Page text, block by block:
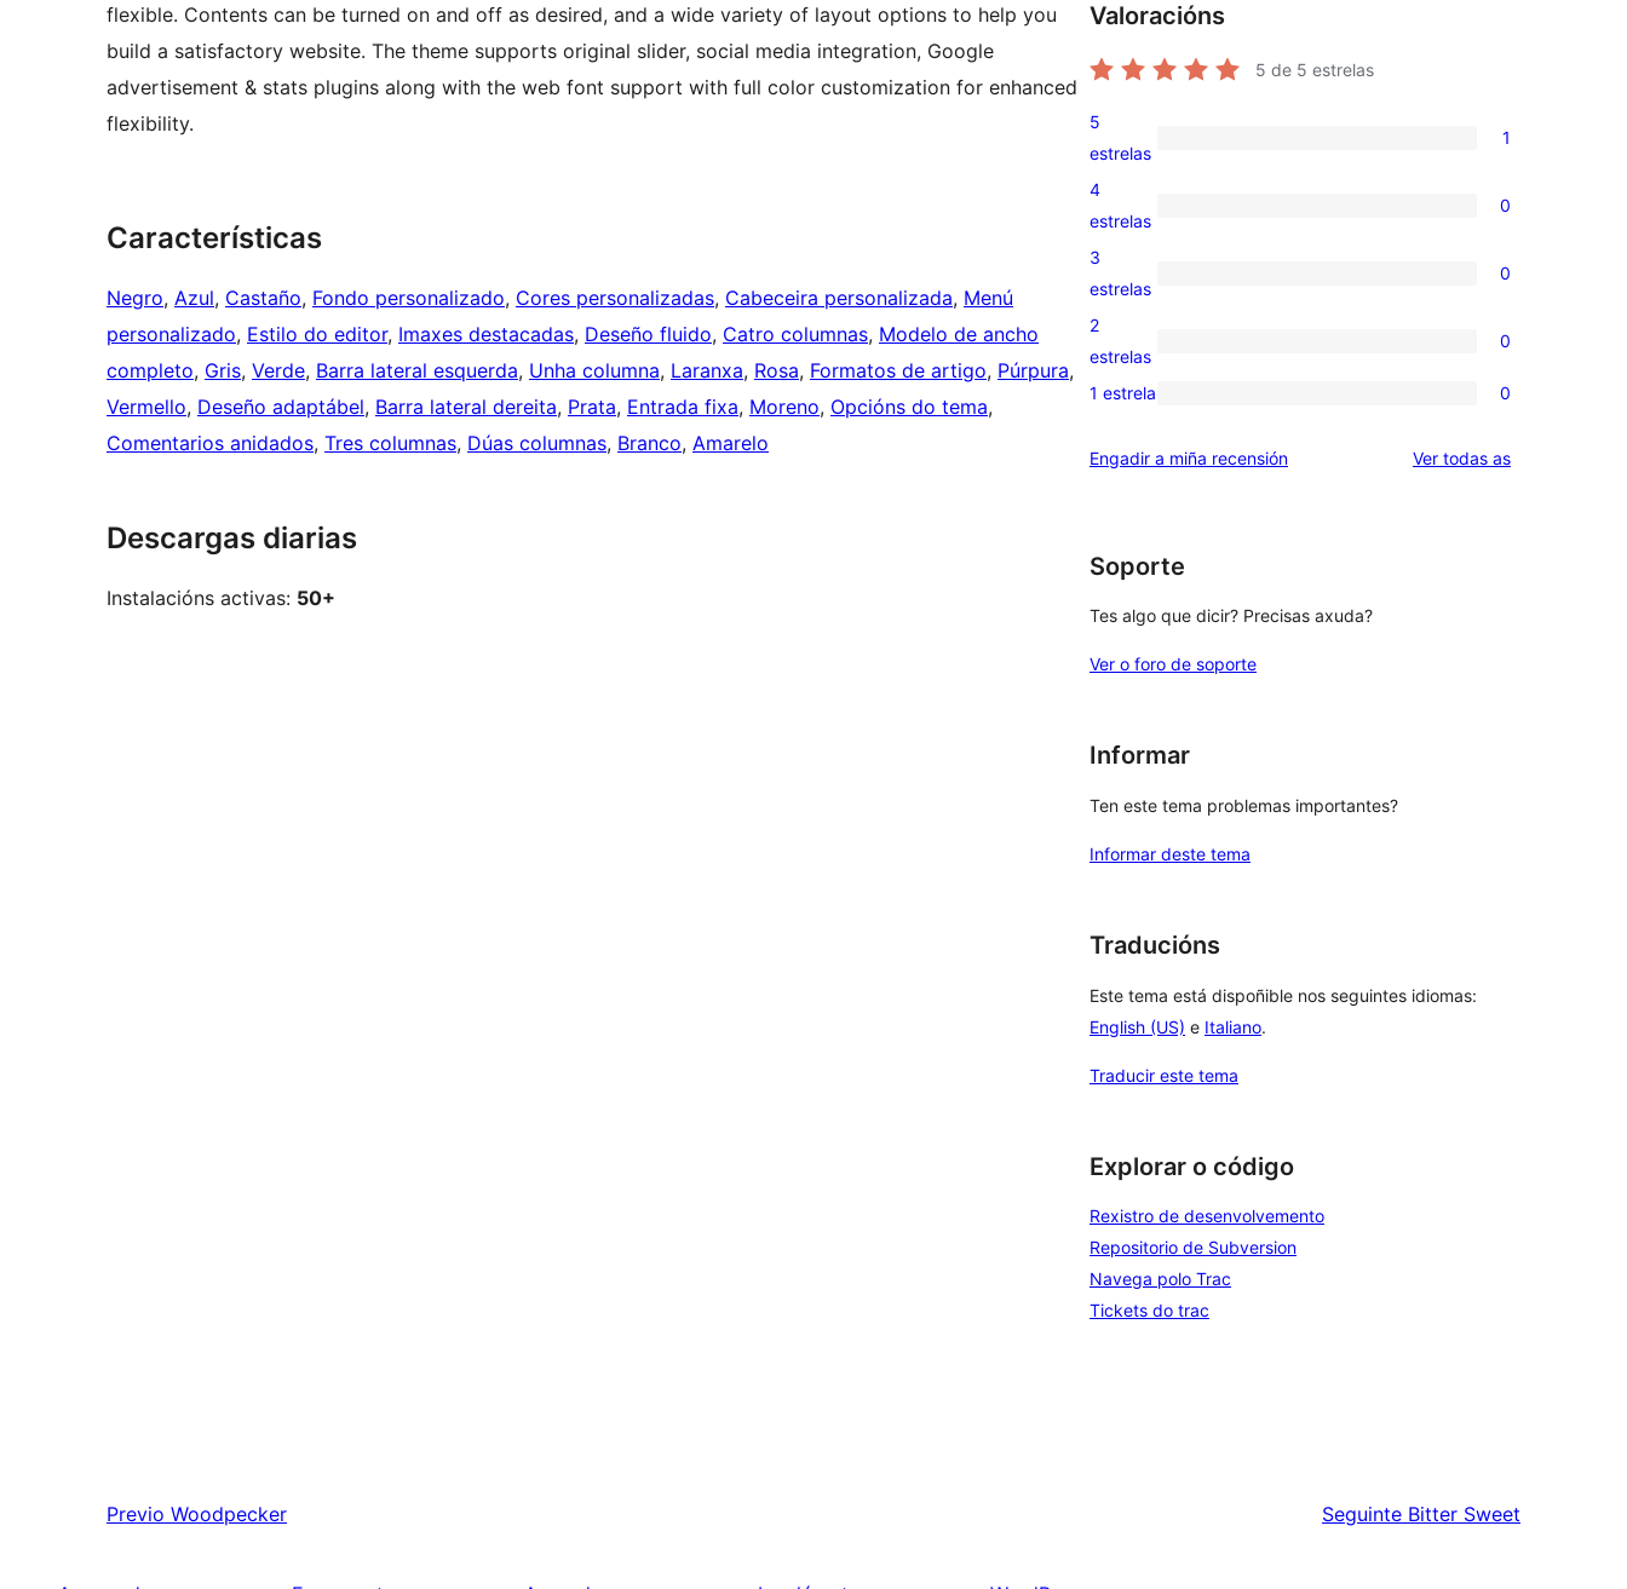
flexible. Contents can be turned on and off as desired, and a wide variety of layout options to help you
build a satisfactory website. The theme supports original slider, social media integration, Google
advertisement & stats plugins along with the web font support with full color customization for enhanced
flexibility.
Características
Negro, Azul, Castaño, Fondo personalizado, Cores personalizadas, Cabeceira personalizada, Menú
personalizado, Estilo do editor, Imaxes destacadas, Deseño fluido, Catro columnas, Modelo de ancho
completo, Gris, Verde, Barra lateral esquerda, Unha columna, Laranxa, Rosa, Formatos de artigo, Púrpura
Vermello, Deseño adaptábel, Barra lateral dereita, Prata, Entrada fixa, Moreno, Opcións do tema
Comentarios anidados, Tres columnas, Dúas columnas, Branco, Amarelo
Descargas diarias
Instalacións activas: 50+
Valoracións
5 de 5 estrelas
1
valoración
de
5
estrelas
1
0
valoracións
de
4
estrelas
0
0
valoracións
de
3
estrelas
0
0
valoracións
2
2
estrelas
0
0
de
1 estrela 0
Engadir a miña recensión Ver todas asvaloracións
Soporte
Tes algo que dicir? Precisas axuda?
Ver o foro de soporte
Informar
Ten este tema problemas importantes?
Informar deste tema
Traducións
Este tema está dispoñible nos seguintes idiomas:
English (US) e Italiano.
Traducir este tema
Explorar o código
Rexistro de desenvolvemento
Repositorio de Subversion
Navega polo Trac
Tickets do trac
Previo Woodpecker Seguinte Bitter Sweet